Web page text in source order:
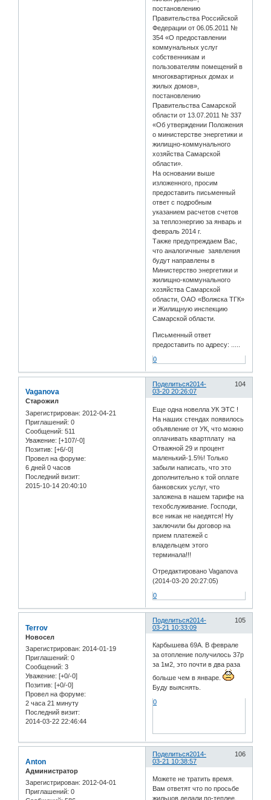
постановлению
Правительства Российской
Федерации от 06.05.2011 №
354 «О предоставлении
коммунальных услуг
собственникам и
пользователям помещений в
многоквартирных домах и
жилых домов»,
постановлению
Правительства Самарской
области от 13.07.2011 № 337
«Об утверждении Положения
о министерстве энергетики и
жилищно-коммунального
хозяйства Самарской
области».
На основании выше
изложенного, просим
предоставить письменный
ответ с подробным
указанием расчетов счетов
за теплоэнергию за январь и
февраль 2014 г.
Также предупреждаем Вас,
что аналогичные заявления
будут направлены в
Министерство энергетики и
жилищно-коммунального
хозяйства Самарской
области, ОАО «Волжска ТГК»
и Жилищную инспекцию
Самарской области.
Письменный ответ
предоставить по адресу: .....
0
Поделиться 104
2014-
03-20 20:26:07
Vaganova
Старожил
Зарегистрирован: 2012-04-21
Приглашений: 0
Сообщений: 511
Уважение: [+107/-0]
Позитив: [+6/-0]
Провел на форуме:
6 дней 0 часов
Последний визит:
2015-10-14 20:40:10
Еще одна новелла УК ЭТС !
На наших стендах появилось
объявление от УК, что можно
оплачивать квартплату на
Отважной 29 и процент
маленький-1.5%! Только
забыли написать, что это
дополнительно к той оплате
банковских услуг, что
заложена в нашем тарифе на
техобслуживание. Господи,
все никак не наедятся! Ну
заключили бы договор на
прием платежей с
владельцем этого
терминала!!!
Отредактировано Vaganova
(2014-03-20 20:27:05)
0
Поделиться 105
2014-
03-21 10:33:09
Terrov
Новосел
Зарегистрирован: 2014-01-19
Приглашений: 0
Сообщений: 3
Уважение: [+0/-0]
Позитив: [+0/-0]
Провел на форуме:
2 часа 21 минуту
Последний визит:
2014-03-22 22:46:44
Карбышева 69А. В феврале
за отопление получилось 37р
за 1м2, это почти в два раза
больше чем в январе.
Буду выяснять.
0
Поделиться 106
2014-
03-21 10:38:57
Anton
Администратор
Зарегистрирован: 2012-04-01
Приглашений: 0
Можете не тратить время.
Вам ответят что по просьбе
жильцов делали по-теплее.